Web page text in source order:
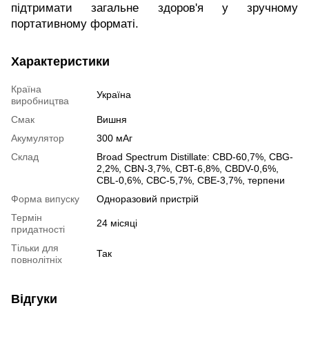
підтримати загальне здоров'я у зручному
портативному форматі.
Характеристики
Країна
виробництва
Україна
Смак
Вишня
Акумулятор
300 мАг
Склад
Broad Spectrum Distillate: CBD-60,7%, CBG-
2,2%, CBN-3,7%, CBT-6,8%, CBDV-0,6%,
CBL-0,6%, CBC-5,7%, CBE-3,7%, терпени
Форма випуску
Одноразовий пристрій
Термін
придатності
24 місяці
Тільки для
повнолітніх
Так
Відгуки